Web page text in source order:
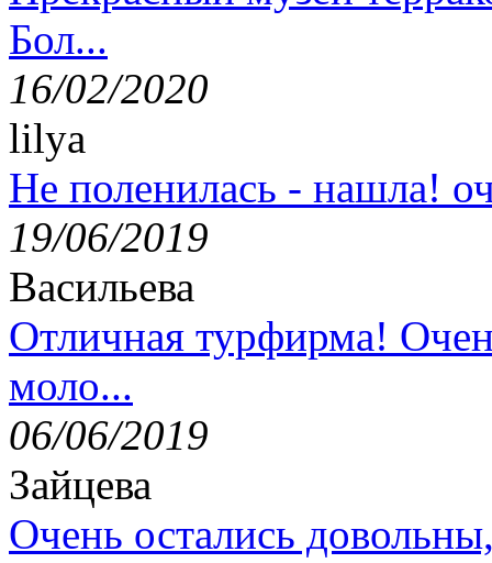
Бол...
16/02/2020
lilya
Не поленилась - нашла!
19/06/2019
Васильева
Отличная турфирма!
моло...
06/06/2019
Зайцева
Очень остались